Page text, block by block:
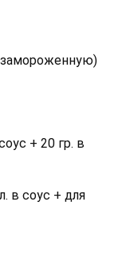
+ 20 гр. в
в соус + для